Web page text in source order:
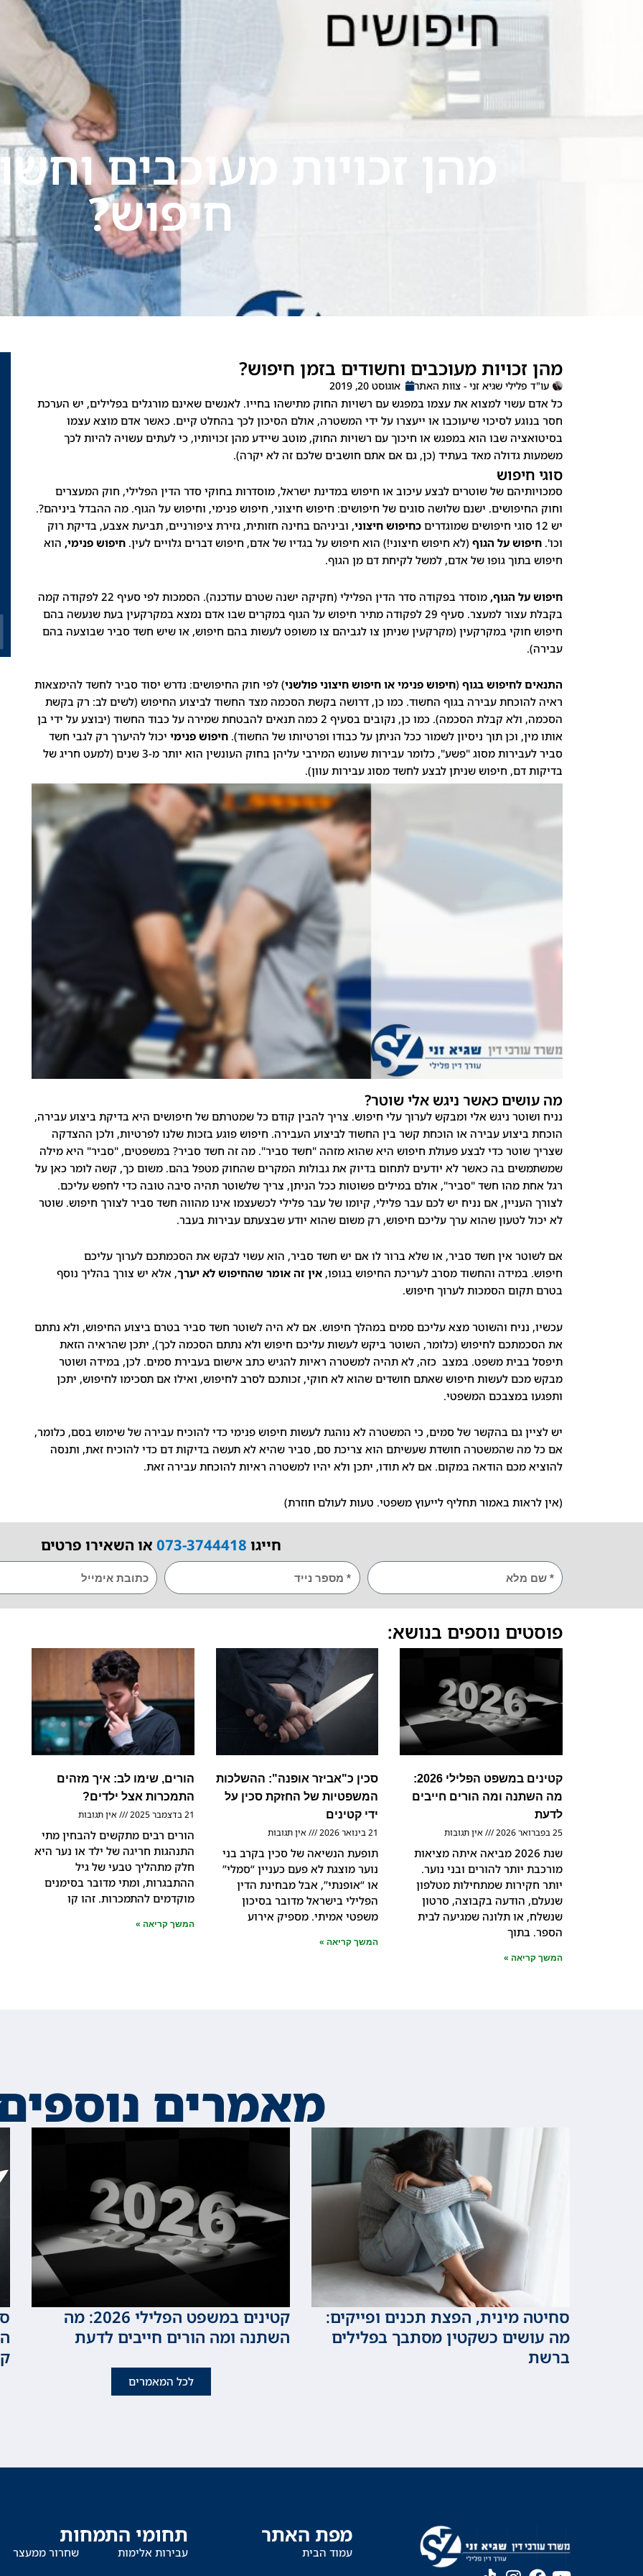
עמוד בית אודות הרצאות בלוג
מהן זכויות מעוכבים
חיפוש?
מהן זכויות מעוכבים וחשודים בזמן חיפוש?
עו"ד פלילי שגיא זני - צוות האתר אוגוסט 20, 2019
כל אדם עשוי למצוא את עצמו במפגש עם רשויות החוק מתישהו בחייו. לאנשים שאינם מורגלים בפלילים, יש הערכת
חסר בנוגע לסיכוי שיעוכבו או ייעצרו על ידי המשטרה, אולם הסיכון לכך בהחלט קיים. כאשר אדם מוצא עצמו
בסיטואציה שבו הוא במפגש או חיכוך עם רשויות החוק, מוטב שיידע מהן זכויותיו, כי לעתים עשויה להיות לכך
משמעות גדולה מאד בעתיד (כן, גם אם אתם חושבים שלכם זה לא יקרה).
סוגי חיפוש
סמכויותיהם של שוטרים לבצע עיכוב או חיפוש במדינת ישראל, מוסדרות בחוקי סדר הדין הפלילי, חוק המעצרים
וחוק החיפושים. ישנם שלושה סוגים של חיפושים: חיפוש חיצוני, חיפוש פנימי, וחיפוש על הגוף. מה ההבדל ביניהם?.
יש 12 סוגי חיפושים שמוגדרים
כחיפוש חיצוני, וביניהם בחינה חזותית, גזירת ציפורניים, תביעת אצבע, בדיקת רוק
וכו'. חיפוש על הגוף (לא חיפוש חיצוני!) הוא חיפוש על בגדיו של אדם, חיפוש דברים גלויים לעין. חיפוש פנימי, הוא
חיפוש בתוך גופו של אדם, למשל לקיחת דם מן הגוף.
חיפוש על הגוף,
מוסדר בפקודה סדר הדין הפלילי (חקיקה ישנה שטרם עודכנה). הסמכות לפי סעיף 22 לפקודה קמה
בקבלת עצור למעצר. סעיף 29 לפקודה מתיר חיפוש על הגוף במקרים שבו אדם נמצא במקרקעין בעת שנעשה בהם
חיפוש חוקי במקרקעין (מקרקעין שניתן צו לגביהם צו משופט לעשות בהם חיפוש, או שיש חשד סביר שבוצעה בהם
עבירה).
התנאים לחיפוש בגוף (חיפוש פנימי או חיפוש חיצוני פולשני) לפי חוק החיפושים: נדרש יסוד סביר לחשד להימצאות
ראיה להוכחת עבירה בגוף החשוד. כמו כן, דרושה בקשת הסכמה מצד החשוד לביצוע החיפוש (לשים לב: רק בקשת
הסכמה, ולא קבלת הסכמה). כמו כן, נקובים בסעיף 2 כמה תנאים להבטחת שמירה על כבוד החשוד (יבוצע על ידי בן
אותו מין, וכן תוך ניסיון לשמור ככל הניתן על כבודו ופרטיותו של החשוד). חיפוש פנימי יכול להיערך רק לגבי חשד
סביר לעבירות מסוג "פשע", כלומר עבירות שעונש המירבי עליהן בחוק העונשין הוא יותר מ-3 שנים (למעט חריג של
בדיקות דם, חיפוש שניתן לבצע לחשד מסוג עבירות עוון).
מה עושים כאשר ניגש אלי שוטר?
נניח ושוטר ניגש אלי ומבקש לערוך עלי חיפוש. צריך להבין קודם כל שמטרתם של חיפושים היא בדיקת ביצוע עבירה,
הוכחת ביצוע עבירה או הוכחת קשר בין החשוד לביצוע העבירה. חיפוש פוגע בזכות שלנו לפרטיות, ולכן ההצדקה
שצריך שוטר כדי לבצע פעולת חיפוש היא שהוא מזהה "חשד סביר". מה זה חשד סביר? במשפטים, "סביר" היא מילה
שמשתמשים בה כאשר לא יודעים לתחום בדיוק את גבולות המקרים שהחוק מטפל בהם. משום כך, קשה לומר כאן על
רגל אחת מהו חשד "סביר", אולם במילים פשוטות ככל הניתן, צריך שלשוטר תהיה סיבה טובה כדי לחפש עליכם.
לצורך העניין, אם נניח יש לכם עבר פלילי, קיומו של עבר פלילי לכשעצמו אינו מהווה חשד סביר לצורך חיפוש. שוטר
לא יכול לטעון שהוא ערך עליכם חיפוש, רק משום שהוא יודע שבצעתם עבירות בעבר.
אם לשוטר אין חשד סביר, או שלא ברור לו אם יש חשד סביר, הוא עשוי לבקש את הסכמתכם לערוך עליכם
חיפוש. במידה והחשוד מסרב לעריכת החיפוש בגופו, אין זה אומר שהחיפוש לא יערך, אלא יש צורך בהליך נוסף
בטרם תקום הסמכות לערוך חיפוש.
עכשיו, נניח והשוטר מצא עליכם סמים במהלך חיפוש. אם לא היה לשוטר חשד סביר בטרם ביצוע החיפוש, ולא נתתם
את הסכמתכם לחיפוש (כלומר, השוטר ביקש לעשות עליכם חיפוש ולא נתתם הסכמה לכך), יתכן שהראיה הזאת
תיפסל בבית משפט. במצב כזה, לא תהיה למשטרה ראיות להגיש כתב אישום בעבירת סמים. לכן, במידה ושוטר
מבקש מכם לעשות חיפוש שאתם חושדים שהוא לא חוקי, זכותכם לסרב לחיפוש, ואילו אם תסכימו לחיפוש, יתכן
ותפגעו במצבכם המשפטי.
יש לציין גם בהקשר של סמים, כי המשטרה לא נוהגת לעשות חיפוש פנימי כדי להוכיח עבירה של שימוש בסם, כלומר,
אם כל מה שהמשטרה חושדת שעשיתם הוא צריכת סם, סביר שהיא לא תעשה בדיקות דם כדי להוכיח זאת, ותנסה
להוציא מכם הודאה במקום. אם לא תודו, יתכן ולא יהיו למשטרה ראיות להוכחת עבירה זאת.
(אין לראות באמור תחליף לייעוץ משפטי. טעות לעולם חוזרת)
חייגו 073-3744418 או השאירו פרטים
שם TEL
EMAIL
פוסטים נוספים בנושא:
קטינים במשפט הפלילי 2026:
מה השתנה ומה הורים חייבים
לדעת
25 בפברואר 2026
אין תגובות
שנת 2026 מביאה איתה מציאות
מורכבת יותר להורים ובני נוער.
יותר חקירות שמתחילות מטלפון
שנעלם, הודעה בקבוצה, סרטון
שנשלח, או תלונה שמגיעה לבית
הספר. בתוך
המשך קריאה »
סכין כ"אביזר אופנה": ההשלכות
המשפטיות של החזקת סכין על
ידי קטינים
21 בינואר 2026
אין תגובות
תופעת הנשיאה של סכין בקרב בני
נוער מוצגת לא פעם כעניין “סמלי”
או “אופנתי”, אבל מבחינת הדין
הפלילי בישראל מדובר בסיכון
משפטי אמיתי. מספיק אירוע
המשך קריאה »
הורים, שימו לב: איך מזהים
התמכרות אצל ילדים?
21 בדצמבר 2025
אין תגובות
הורים רבים מתקשים להבחין מתי
התנהגות חריגה של ילד או נער היא
חלק מתהליך טבעי של גיל
ההתבגרות, ומתי מדובר בסימנים
מוקדמים להתמכרות. זהו קו
המשך קריאה »
מאמרים
סחיטה מינית, הפצת תכנים ופייקים:
מה עושים כשקטין מסתבך בפלילים
ברשת
קטינים במשפט הפלילי 2026: מה
השתנה ומה הורים חייבים לדעת
לכל המאמרים
מפת האתר
עמוד הבית
תחומי התמחות
עבירות אלימות
שחרור ממעצר